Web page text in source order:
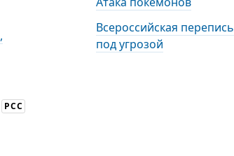
Всероссийская перепись
под угрозой
РСС